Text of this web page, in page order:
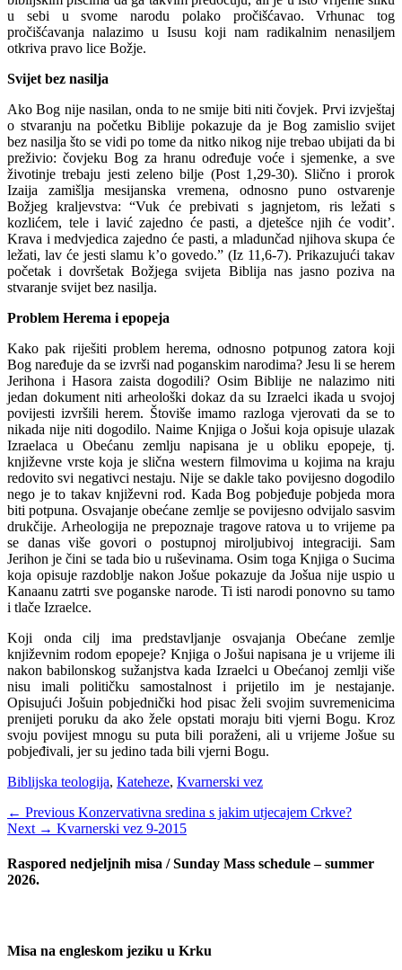
u sebi u svome narodu polako pročišćavao. Vrhunac tog
pročišćavanja nalazimo u Isusu koji nam radikalnim nenasiljem
otkriva pravo lice Božje.
Svijet bez nasilja
Ako Bog nije nasilan, onda to ne smije biti niti čovjek. Prvi izvještaj
o stvaranju na početku Biblije pokazuje da je Bog zamislio svijet
bez nasilja što se vidi po tome da nitko nikog nije trebao ubijati da bi
preživio: čovjeku Bog za hranu određuje voće i sjemenke, a sve
životinje trebaju jesti zeleno bilje (Post 1,29-30). Slično i prorok
Izaija zamišlja mesijanska vremena, odnosno puno ostvarenje
Božjeg kraljevstva: “Vuk će prebivati s jagnjetom, ris ležati s
kozlićem, tele i lavić zajedno će pasti, a djetešce njih će vodit’.
Krava i medvjedica zajedno će pasti, a mladunčad njihova skupa će
ležati, lav će jesti slamu k’o govedo.” (Iz 11,6-7). Prikazujući takav
početak i dovršetak Božjega svijeta Biblija nas jasno poziva na
stvaranje svijet bez nasilja.
Problem Herema i epopeja
Kako pak riješiti problem herema, odnosno potpunog zatora koji
Bog naređuje da se izvrši nad poganskim narodima? Jesu li se herem
Jerihona i Hasora zaista dogodili? Osim Biblije ne nalazimo niti
jedan dokument niti arheološki dokaz da su Izraelci ikada u svojoj
povijesti izvršili herem. Štoviše imamo razloga vjerovati da se to
nikada nije niti dogodilo. Naime Knjiga o Jošui koja opisuje ulazak
Izraelaca u Obećanu zemlju napisana je u obliku epopeje, tj.
književne vrste koja je slična western filmovima u kojima na kraju
redovito svi negativci nestaju. Nije se dakle tako povijesno dogodilo
nego je to takav književni rod. Kada Bog pobjeđuje pobjeda mora
biti potpuna. Osvajanje obećane zemlje se povijesno odvijalo sasvim
drukčije. Arheologija ne prepoznaje tragove ratova u to vrijeme pa
se danas više govori o postupnoj miroljubivoj integraciji. Sam
Jerihon je čini se tada bio u ruševinama. Osim toga Knjiga o Sucima
koja opisuje razdoblje nakon Jošue pokazuje da Jošua nije uspio u
Kanaanu zatrti sve poganske narode. Ti isti narodi ponovno su tamo
i tlače Izraelce.
Koji onda cilj ima predstavljanje osvajanja Obećane zemlje
književnim rodom epopeje? Knjiga o Jošui napisana je u vrijeme ili
nakon babilonskog sužanjstva kada Izraelci u Obećanoj zemlji više
nisu imali političku samostalnost i prijetilo im je nestajanje.
Opisujući Jošuin pobjednički hod pisac želi svojim suvremenicima
prenijeti poruku da ako žele opstati moraju biti vjerni Bogu. Kroz
svoju povijest mnogu su puta bili poraženi, ali u vrijeme Jošue su
pobjeđivali, jer su jedino tada bili vjerni Bogu.
Categories
Biblijska teologija, Kateheze, Kvarnerski vez
Navigacija
objava
← Previous Previous
post:
Konzervativna sredina s jakim utjecajem Crkve?
Next → Next
Kvarnerski vez 9-2015
Raspored nedjeljnih misa / Sunday Mass schedule – summer
2026.
Misa na engleskom jeziku u Krku